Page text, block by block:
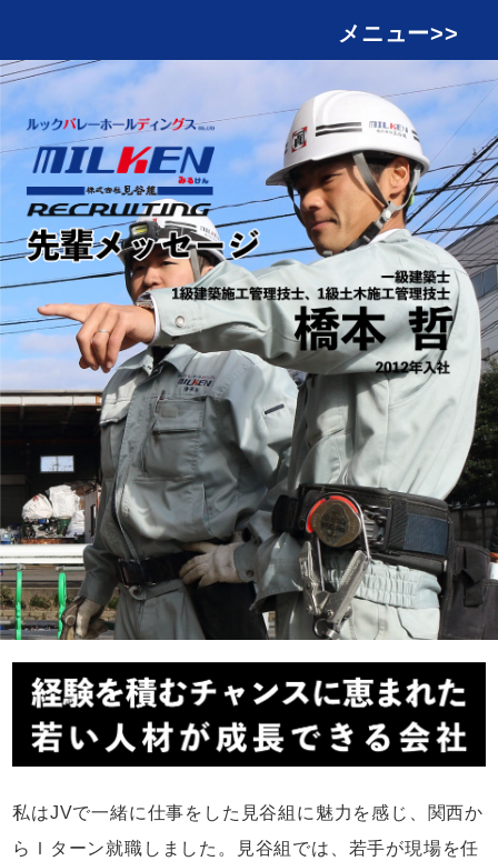
メニュー>>
私はJVで一緒に仕事をした見谷組に魅力を感じ、関西か
らＩターン就職しました。見谷組では、若手が現場を任